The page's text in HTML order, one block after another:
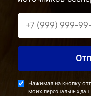
Нажимая на кнопку
моих персональных